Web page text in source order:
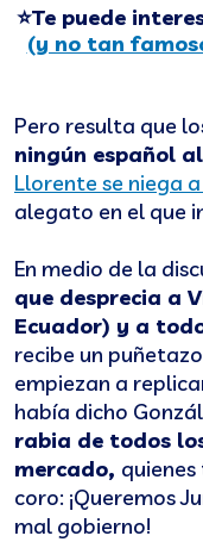
⭐Te puede
(y no tan
Pero resulta que
ningún español
Llorente se niega
alegato en el que
En medio de la
que desprecia a
Ecuador) y a
recibe un
empiezan a
había dicho
rabia de todos
mercado,
coro: ¡Queremos
mal gobierno!